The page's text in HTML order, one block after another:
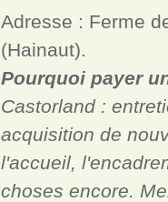
Adresse : Ferme
(Hainaut).
Pourquoi payer
Castorland :
acquisition de
l'accueil,
choses encore.